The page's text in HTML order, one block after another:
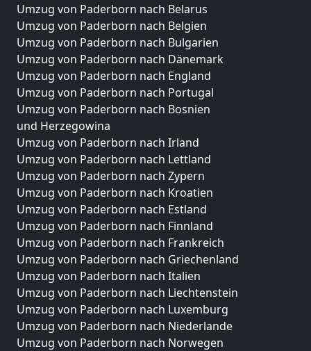
Umzug von Paderborn nach Belarus
Umzug von Paderborn nach Belgien
Umzug von Paderborn nach Bulgarien
Umzug von Paderborn nach Dänemark
Umzug von Paderborn nach England
Umzug von Paderborn nach Portugal
Umzug von Paderborn nach Bosnien
und Herzegowina
Umzug von Paderborn nach Irland
Umzug von Paderborn nach Lettland
Umzug von Paderborn nach Zypern
Umzug von Paderborn nach Kroatien
Umzug von Paderborn nach Estland
Umzug von Paderborn nach Finnland
Umzug von Paderborn nach Frankreich
Umzug von Paderborn nach Griechenland
Umzug von Paderborn nach Italien
Umzug von Paderborn nach Liechtenstein
Umzug von Paderborn nach Luxemburg
Umzug von Paderborn nach Niederlande
Umzug von Paderborn nach Norwegen